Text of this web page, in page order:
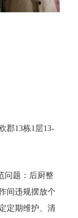
郡13栋1层13-
问题：后厨整
间违规摆放个
定期维护、清